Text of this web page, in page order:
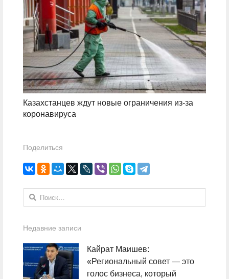
Казахстанцев ждут новые ограничения из-за
коронавируса
Поделиться
Найти:
Недавние записи
Кайрат Маишев:
«Региональный совет — это
голос бизнеса, который